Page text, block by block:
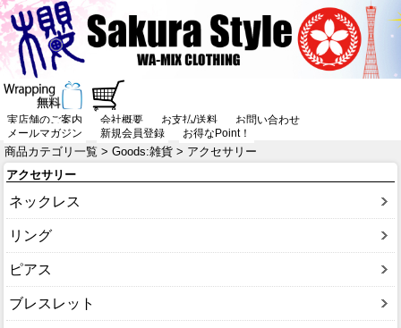
実店舗のご案内 会社概要 お支払/送料
お問い合わせ
メールマガジン
新規会員登録 お得なPoint！
商品カテゴリ一覧 > Goods:雑貨 > アクセサリー
アクセサリー
ネックレス
リング
ピアス
ブレスレット